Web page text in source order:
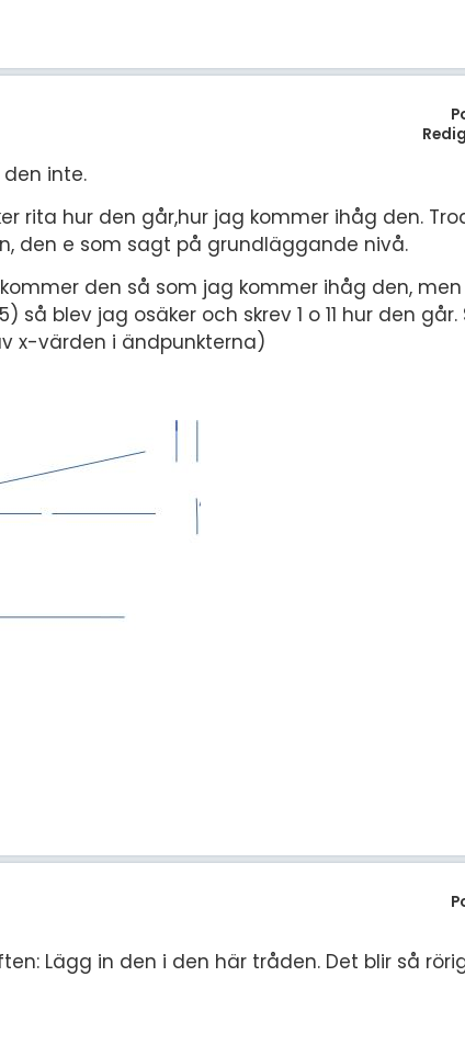
inte.
rita hur den går,hur jag kommer ihåg den.
den e som sagt på grundläggande nivå.
den så som jag kommer ihåg den,
blev jag osäker och skrev 1 o 11 hur den
x-värden i ändpunkterna)
Lägg in den i den här tråden. Det blir så